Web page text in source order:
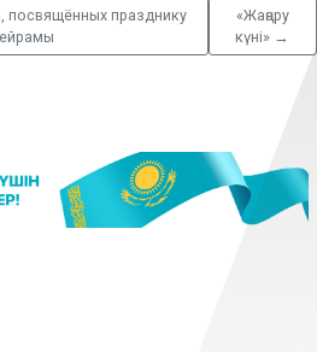
посвящённых празднику
«Жаңару
күні» →